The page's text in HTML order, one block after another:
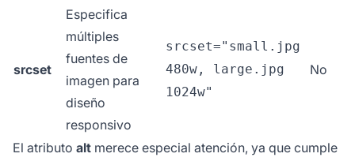
srcset
Especifica
múltiples
fuentes de
imagen para
diseño
responsivo
srcset="small.jpg
480w, large.jpg
1024w"
No
El atributo alt merece especial atención, ya que cumple